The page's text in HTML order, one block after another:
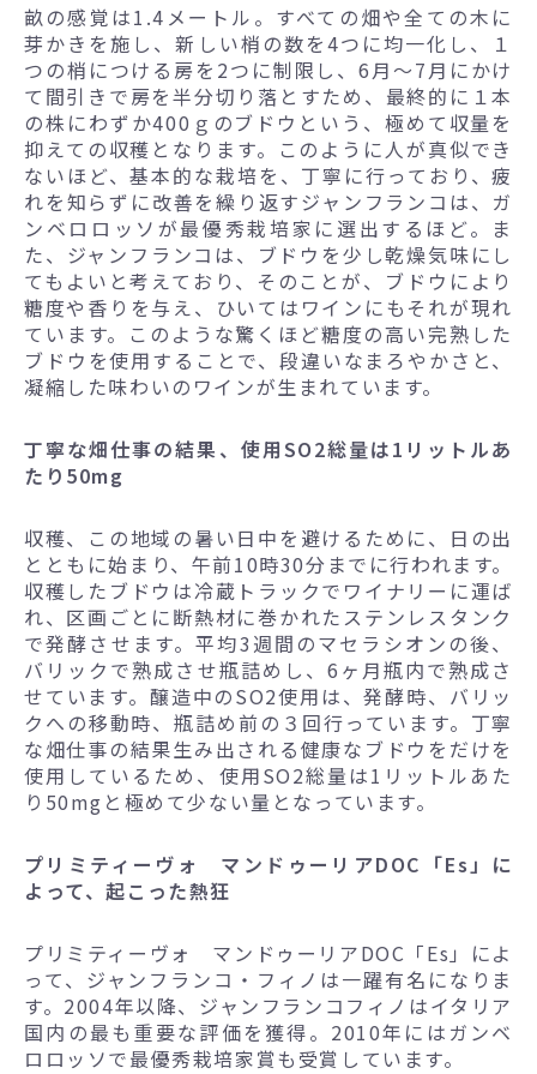
畝の感覚は1.4メートル。すべての畑や全ての木に
芽かきを施し、新しい梢の数を4つに均一化し、１
つの梢につける房を2つに制限し、6月～7月にかけ
て間引きで房を半分切り落とすため、最終的に１本
の株にわずか400ｇのブドウという、極めて収量を
抑えての収穫となります。このように人が真似でき
ないほど、基本的な栽培を、丁寧に行っており、疲
れを知らずに改善を繰り返すジャンフランコは、ガ
ンベロロッソが最優秀栽培家に選出するほど。ま
た、ジャンフランコは、ブドウを少し乾燥気味にし
てもよいと考えており、そのことが、ブドウにより
糖度や香りを与え、ひいてはワインにもそれが現れ
ています。このような驚くほど糖度の高い完熟した
ブドウを使用することで、段違いなまろやかさと、
凝縮した味わいのワインが生まれています。
丁寧な畑仕事の結果、使用SO2総量は1リットルあ
たり50mg
収穫、この地域の暑い日中を避けるために、日の出
とともに始まり、午前10時30分までに行われます。
収穫したブドウは冷蔵トラックでワイナリーに運ば
れ、区画ごとに断熱材に巻かれたステンレスタンク
で発酵させます。平均3週間のマセラシオンの後、
バリックで熟成させ瓶詰めし、6ヶ月瓶内で熟成さ
せています。醸造中のSO2使用は、発酵時、バリッ
クへの移動時、瓶詰め前の３回行っています。丁寧
な畑仕事の結果生み出される健康なブドウをだけを
使用しているため、使用SO2総量は1リットルあた
り50mgと極めて少ない量となっています。
プリミティーヴォ マンドゥーリアDOC「Es」に
よって、起こった熱狂
プリミティーヴォ マンドゥーリアDOC「Es」によ
って、ジャンフランコ・フィノは一躍有名になりま
す。2004年以降、ジャンフランコフィノはイタリア
国内の最も重要な評価を獲得。2010年にはガンベ
ロロッソで最優秀栽培家賞も受賞しています。